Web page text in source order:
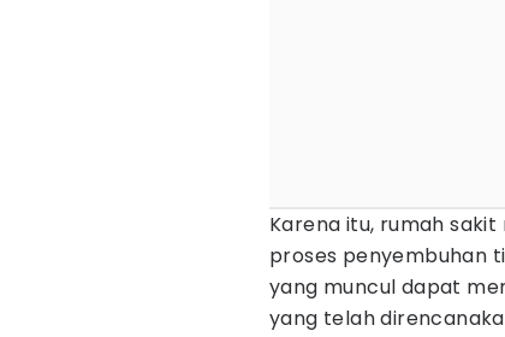
Karena itu, rumah
proses penyembuhan
yang muncul dapat
yang telah